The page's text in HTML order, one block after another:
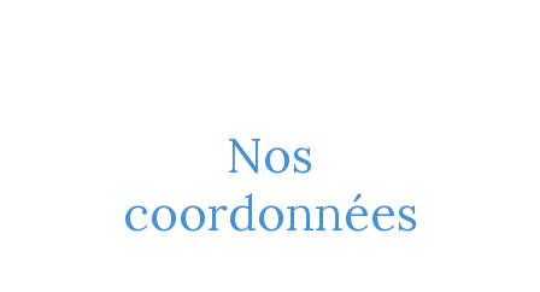
Nos
coordonnées